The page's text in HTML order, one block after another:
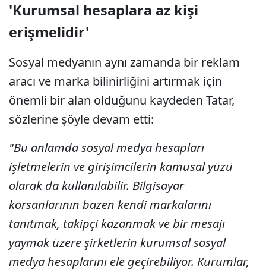
'Kurumsal hesaplara az kişi
erişmelidir'
Sosyal medyanın aynı zamanda bir reklam
aracı ve marka bilinirliğini artırmak için
önemli bir alan olduğunu kaydeden Tatar,
sözlerine şöyle devam etti:
"Bu anlamda sosyal medya hesapları
işletmelerin ve girişimcilerin kamusal yüzü
olarak da kullanılabilir. Bilgisayar
korsanlarının bazen kendi markalarını
tanıtmak, takipçi kazanmak ve bir mesajı
yaymak üzere şirketlerin kurumsal sosyal
medya hesaplarını ele geçirebiliyor. Kurumlar,